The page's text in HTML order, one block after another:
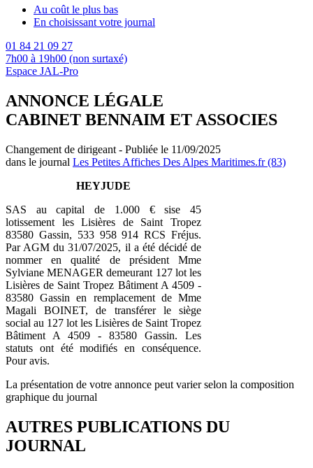
Au coût le plus bas
En choisissant votre journal
01 84 21 09 27
7h00 à 19h00 (non surtaxé)
Espace JAL-Pro
ANNONCE LÉGALE
CABINET BENNAIM ET ASSOCIES
Changement de dirigeant - Publiée le 11/09/2025
dans le journal Les Petites Affiches Des Alpes Maritimes.fr (83)
HEYJUDE
SAS au capital de 1.000 € sise 45
lotissement les Lisières de Saint Tropez
83580 Gassin, 533 958 914 RCS Fréjus.
Par AGM du 31/07/2025, il a été décidé de
nommer en qualité de président Mme
Sylviane MENAGER demeurant 127 lot les
Lisières de Saint Tropez Bâtiment A 4509 -
83580 Gassin en remplacement de Mme
Magali BOINET, de transférer le siège
social au 127 lot les Lisières de Saint Tropez
Bâtiment A 4509 - 83580 Gassin. Les
statuts ont été modifiés en conséquence.
Pour avis.
La présentation de votre annonce peut varier selon la composition
graphique du journal
AUTRES PUBLICATIONS DU
JOURNAL